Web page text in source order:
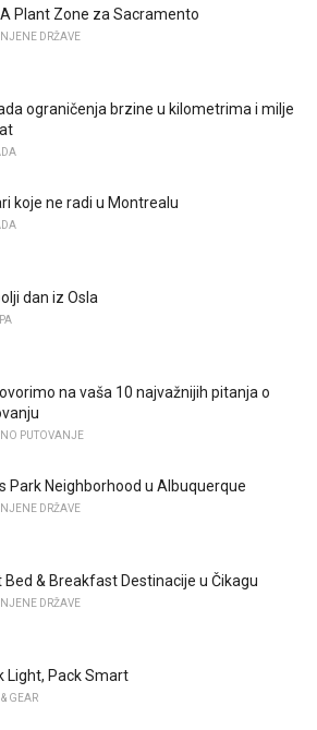
Plant Zone za Sacramento
DRŽAVE
ograničenja brzine u kilometrima i milje
koje ne radi u Montrealu
dan iz Osla
na vaša 10 najvažnijih pitanja o
PUTOVANJE
Park Neighborhood u Albuquerque
DRŽAVE
Bed & Breakfast Destinacije u Čikagu
DRŽAVE
Light, Pack Smart
GEAR